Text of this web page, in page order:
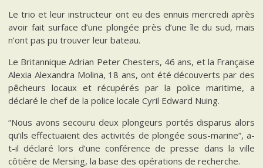
Le trio et leur instructeur ont eu des ennuis mercredi après
avoir fait surface d’une plongée près d’une île du sud, mais
n’ont pas pu trouver leur bateau.
Le Britannique Adrian Peter Chesters, 46 ans, et la Française
Alexia Alexandra Molina, 18 ans, ont été découverts par des
pêcheurs locaux et récupérés par la police maritime, a
déclaré le chef de la police locale Cyril Edward Nuing.
“Nous avons secouru deux plongeurs portés disparus alors
qu’ils effectuaient des activités de plongée sous-marine”, a-
t-il déclaré lors d’une conférence de presse dans la ville
côtière de Mersing, la base des opérations de recherche.